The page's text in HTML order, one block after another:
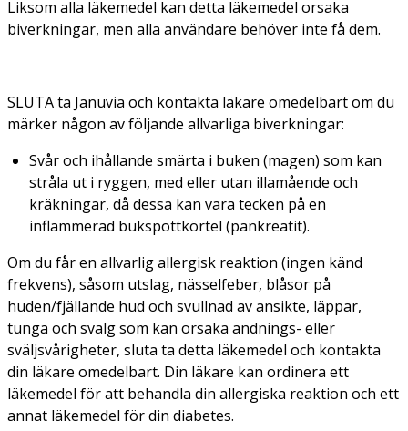
Liksom alla läkemedel kan detta läkemedel orsaka
biverkningar, men alla användare behöver inte få dem.
SLUTA ta Januvia och kontakta läkare omedelbart om du
märker någon av följande allvarliga biverkningar:
Svår och ihållande smärta i buken (magen) som kan
stråla ut i ryggen, med eller utan illamående och
kräkningar, då dessa kan vara tecken på en
inflammerad bukspottkörtel (pankreatit).
Om du får en allvarlig allergisk reaktion (ingen känd
frekvens), såsom utslag, nässelfeber, blåsor på
huden/fjällande hud och svullnad av ansikte, läppar,
tunga och svalg som kan orsaka andnings- eller
sväljsvårigheter, sluta ta detta läkemedel och kontakta
din läkare omedelbart. Din läkare kan ordinera ett
läkemedel för att behandla din allergiska reaktion och ett
annat läkemedel för din diabetes.